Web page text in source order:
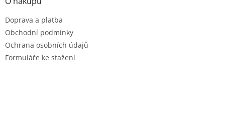
Doprava a platba
Obchodní podmínky
Ochrana osobních údajů
Formuláře ke stažení